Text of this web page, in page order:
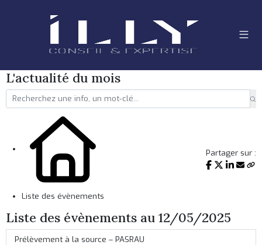
L'actualité du mois
Liste des évènements
Partager sur :
Liste des évènements au 12/05/2025
Prélèvement à la source – PASRAU